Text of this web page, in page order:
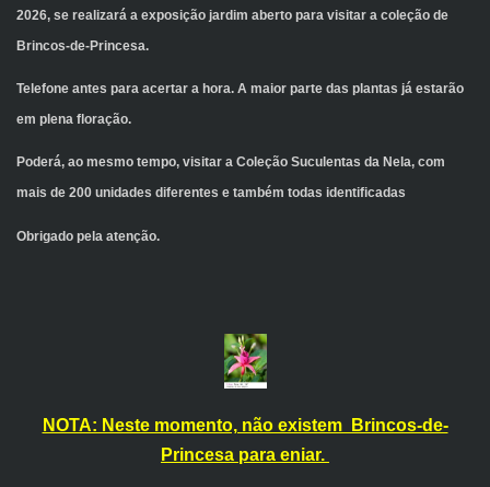
2026, se realizará a exposição jardim aberto para visitar a coleção de
Brincos-de-Princesa.
Telefone antes para acertar a hora. A maior parte das plantas já estarão
em plena floração.
Poderá, ao mesmo tempo, visitar a Coleção Suculentas da Nela, com
mais de 200 unidades diferentes e também todas identificadas
Obrigado pela atenção.
NOTA: Neste momento, não existem Brincos-de-
Princesa para eniar.